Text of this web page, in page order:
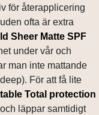
för återapplicering
ofta är extra
Sheer Matte SPF
under vår och
man inte mattande
För att få lite
Total protection
läppar samtidigt